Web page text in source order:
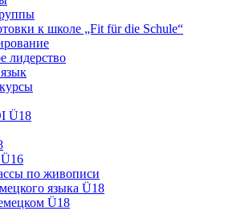
к школе „Fit für die Schule“
лидерство
Ü18
по живописи
языка Ü18
Ü18